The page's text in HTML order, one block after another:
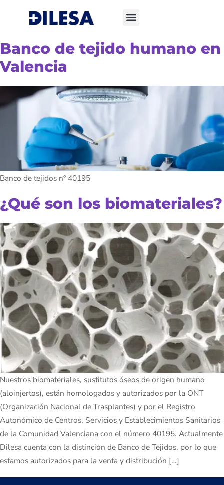
Banco de tejido humano en
Valencia
Banco de tejidos nº 40195
¿Qué son los biomateriales?
Nuestros biomateriales, sustitutos óseos de origen humano
(aloinjertos), están homologados y autorizados por la ONT
(Organización Nacional de Trasplantes) y por el Registro
Autonómico de Centros, Servicios y Establecimientos Sanitarios
de la Comunidad Valenciana con el número 40195. Actualmente
Dilesa cuenta con la distinción de Banco de Tejidos, por lo que
estamos autorizados para la venta y distribución […]